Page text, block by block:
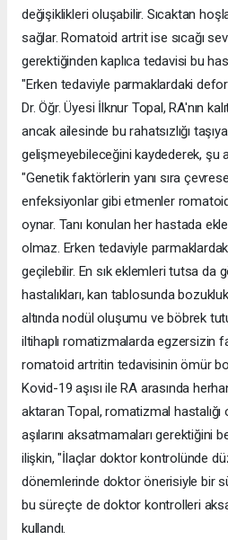
değişiklikleri oluşabilir. Sıcaktan
sağlar. Romatoid artrit ise sıcağı
gerektiğinden kaplıca tedavisi bu
"Erken tedaviyle parmaklardaki
Dr. Öğr. Üyesi İlknur Topal, RA'nın
ancak ailesinde bu rahatsızlığı
gelişmeyebileceğini kaydederek, şu
"Genetik faktörlerin yanı sıra
enfeksiyonlar gibi etmenler
oynar. Tanı konulan her hastada
olmaz. Erken tedaviyle
geçilebilir. En sık eklemleri tutsa da
hastalıkları, kan tablosunda
altında nodül oluşumu ve böbrek
iltihaplı romatizmalarda egzersizin
romatoid artritin tedavisinin ömür
Kovid-19 aşısı ile RA arasında
aktaran Topal, romatizmal hastalığı
aşılarını aksatmamaları gerektiğini
ilişkin, "İlaçlar doktor kontrolünde
dönemlerinde doktor önerisiyle bir
bu süreçte de doktor kontrolleri
kullandı.